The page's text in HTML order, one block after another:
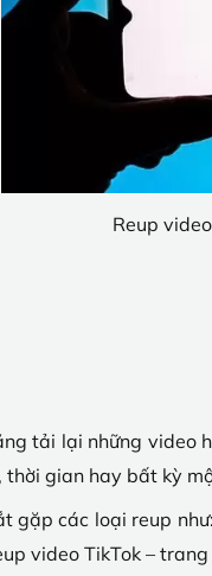
Reup
tải lại những video
gian hay bất kỳ
gặp các loại reup
video TikTok –